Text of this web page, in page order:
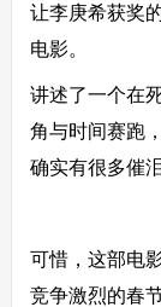
让李庚希获奖
电影。
讲述了一个在
角与时间赛跑
确实有很多催
可惜，这部电
竞争激烈的春